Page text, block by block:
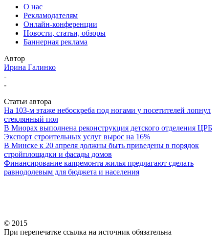
О нас
Рекламодателям
Онлайн-конференции
Новости, статьи, обзоры
Баннерная реклама
Автор
Ирина Галинко
-
-
Статьи автора
На 103-м этаже небоскреба под ногами у посетителей лопнул
стеклянный пол
В Миорах выполнена реконструкция детского отделения ЦРБ
Экспорт строительных услуг вырос на 16%
В Минске к 20 апреля должны быть приведены в порядок
стройплощадки и фасады домов
Финансирование капремонта жилья предлагают сделать
равнодолевым для бюджета и населения
© 2015
При перепечатке ссылка на источник обязательна